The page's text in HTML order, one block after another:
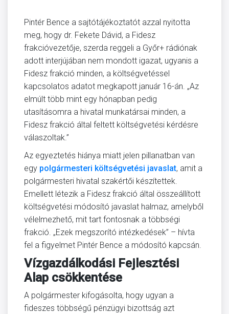
Pintér Bence a sajtótájékoztatót azzal nyitotta
meg, hogy dr. Fekete Dávid, a Fidesz
frakcióvezetője, szerda reggeli a Győr+ rádiónak
adott interjújában nem mondott igazat, ugyanis a
Fidesz frakció minden, a költségvetéssel
kapcsolatos adatot megkapott január 16-án. „Az
elmúlt több mint egy hónapban pedig
utasításomra a hivatal munkatársai minden, a
Fidesz frakció által feltett költségvetési kérdésre
válaszoltak.”
Az egyeztetés hiánya miatt jelen pillanatban van
egy polgármesteri költségvetési javaslat, amit a
polgármesteri hivatal szakértői készítettek.
Emellett létezik a Fidesz frakció által összeállított
költségvetési módosító javaslat halmaz, amelyből
vélelmezhető, mit tart fontosnak a többségi
frakció. „Ezek megszorító intézkedések” – hívta
fel a figyelmet Pintér Bence a módosító kapcsán.
Vízgazdálkodási Fejlesztési
Alap csökkentése
A polgármester kifogásolta, hogy ugyan a
fideszes többségű pénzügyi bizottság azt